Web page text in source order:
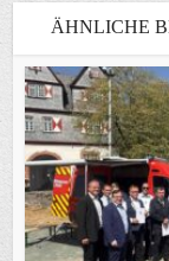
ÄHNLICHE